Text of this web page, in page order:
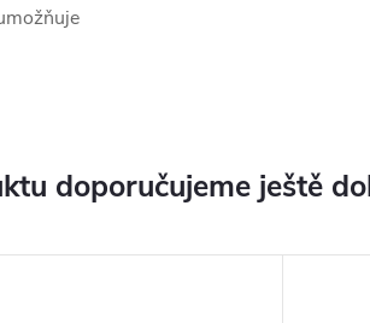
doporučujeme ještě